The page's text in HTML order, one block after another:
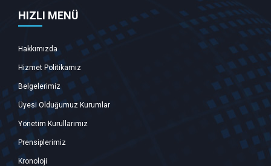
HIZLI MENÜ
Hakkımızda
Hizmet Politikamız
Belgelerimiz
Üyesi Olduğumuz Kurumlar
Yönetim Kurullarımız
Prensiplerimiz
Kronoloji